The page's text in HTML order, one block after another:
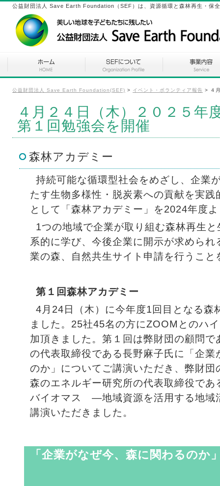
公益財団法人 Save Earth Foundation（SEF）は、資源循環と森林再生・保
公益財団法人 Save Earth Foundation(SEF) > イベント・ボランティア報告 > ４
４月２４日（木）２０２５年
第１回勉強会を開催
森林アカデミー
持続可能な循環型社会をめざし、企業
たす生物多様性・脱炭素への貢献を実践
として「森林アカデミー」を2024年度
1つの地域で企業が取り組む森林再生
系的に学び、今後企業に開示が求めら
業の森、自然共生サイト申請を行うこと
第１回森林アカデミー
4月24日（木）に今年度1回目となる森
ました。25社45名の方にZOOMとのハ
加頂きました。第１回は弊財団の顧問で
の代表取締役である長野麻子氏に「企業
のか」についてご講演いただき、弊財団
森のエネルギー研究所の代表取締役であ
バイオマス ―地域資源を活用する地域
講演いただきました。
「企業がなぜ今、森に